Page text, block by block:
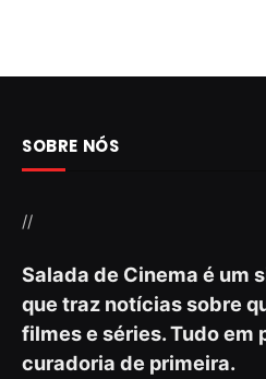
SOBRE NÓS
//
Salada de Cinema é um
que traz notícias sobre
filmes e séries. Tudo em
curadoria de primeira.